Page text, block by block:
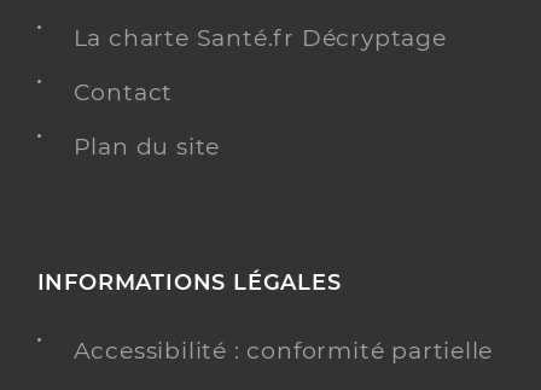
La charte Santé.fr Décryptage
Contact
Plan du site
INFORMATIONS LÉGALES
Accessibilité : conformité partielle